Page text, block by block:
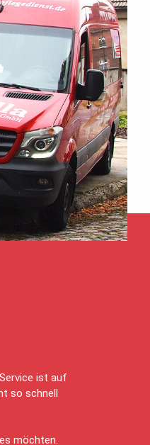
jederzeit,
aktivieren
ist auf
so schnell
möchten.